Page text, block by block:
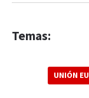
Temas:
UNIÓN